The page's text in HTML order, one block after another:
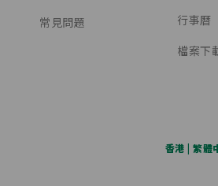
常見問題
行事曆
檔案下
香港 | 繁體